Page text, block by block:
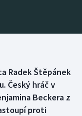
Radek Štěpánek
Český hráč v
Beckera z
proti